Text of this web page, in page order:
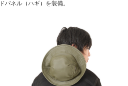
パネル（ハギ）を装備。